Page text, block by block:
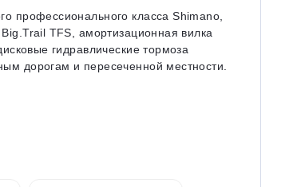
профессионального класса Shimano,
TFS, амортизационная вилка
гидравлические тормоза
дорогам и пересеченной местности.